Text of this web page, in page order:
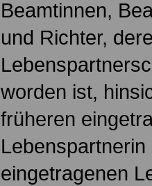
Beamtinnen,
und Richter,
worden ist,
früheren
eingetragenen